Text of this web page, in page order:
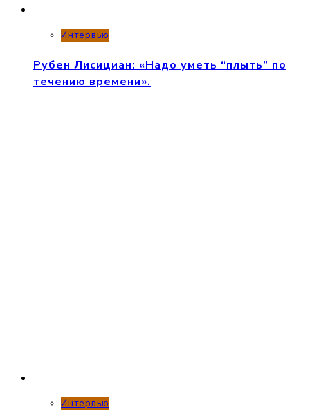
Интервью
Рубен Лисициан: «Надо уметь “плыть” по
течению времени».
Интервью